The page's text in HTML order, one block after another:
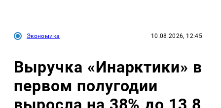
Экономика 10.08.2026, 12:45
Выручка «Инарктики» в
первом полугодии